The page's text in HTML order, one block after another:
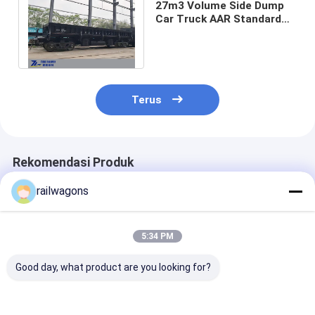
27m3 Volume Side Dump
Car Truck AAR Standard
Terus
Rekomendasi Produk
railwagons
5:34 PM
Good day, what product are you looking for?